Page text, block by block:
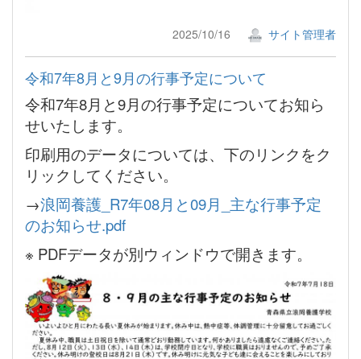
2025/10/16 サイト管理者
令和7年8月と9月の行事予定について
令和7年8月と9月の行事予定についてお知ら
せいたします。
印刷用のデータについては、下のリンクをク
リックしてください。
→浪岡養護_R7年08月と09月_主な行事予定
のお知らせ.pdf
※ PDFデータが別ウィンドウで開きます。